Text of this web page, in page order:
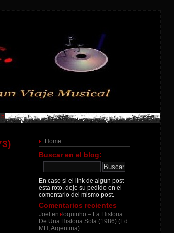
Home
Buscar en el blog:
En caso si el link de algun post
esta roto, deje su pedido en el
comentario del mismo post.
Comentarios recientes
Joel en Toquinho – La Historia
De Una Historia Sola (1986) (Ed.
MH, Argentina)